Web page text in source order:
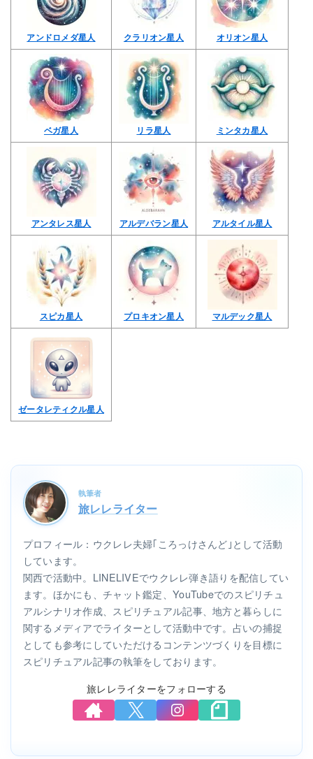
アンドロメダ星人 クラリオン星人 オリオン星人
ベガ星人 リラ星人 ミンタカ星人
アンタレス星人 アルデバラン星人 アルタイル星人
スピカ星人 プロキオン星人 マルデック星人
ゼータレティクル星人
執筆者
旅レレライター
プロフィール：ウクレレ夫婦｢ころっけさんど｣として活動
しています。
関西で活動中。LINELIVEでウクレレ弾き語りを配信してい
ます。ほかにも、チャット鑑定、YouTubeでのスピリチュ
アルシナリオ作成、スピリチュアル記事、地方と暮らしに
関するメディアでライターとして活動中です。占いの捕捉
としても参考にしていただけるコンテンツづくりを目標に
スピリチュアル記事の執筆をしております。
旅レレライターをフォローする